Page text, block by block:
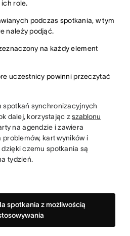
role.
podczas spotkania, w tym
należy podjąć.
na każdy element
uczestnicy powinni przeczytać
spotkań synchronizacyjnych
dalej, korzystając zszablonu
na agendzie i zawiera
kart wyników i
czemu spotkania są
tydzień.
spotkania z możliwością